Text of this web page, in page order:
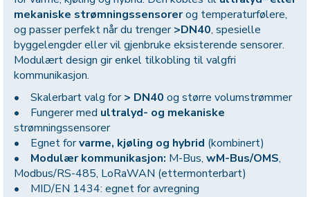
mekaniske strømningssensorerog temperaturfølere,
og passer perfekt når du trenger>DN40, spesielle
byggelengder eller vil gjenbruke eksisterende sensorer.
Modulært design gir enkel tilkobling til valgfri
kommunikasjon.
• Skalerbart valg for> DN40 og større volumstrømmer
• Fungerer med ultralyd- og mekaniske
strømningssensorer
• Egnet forvarme, kjøling og hybrid (kombinert)
• Modulær kommunikasjon: M-Bus, wM-Bus/OMS,
Modbus/RS-485, LoRaWAN (ettermonterbart)
• MID/EN 1434: egnet for avregning